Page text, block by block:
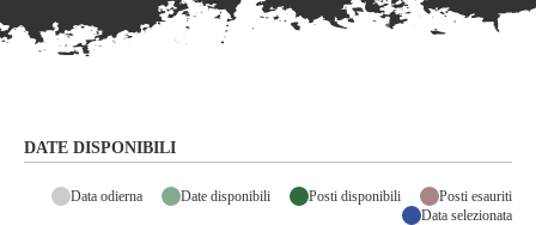
DATE DISPONIBILI
Data odierna Date disponibili Posti disponibili
Posti esauriti
Data selezionata